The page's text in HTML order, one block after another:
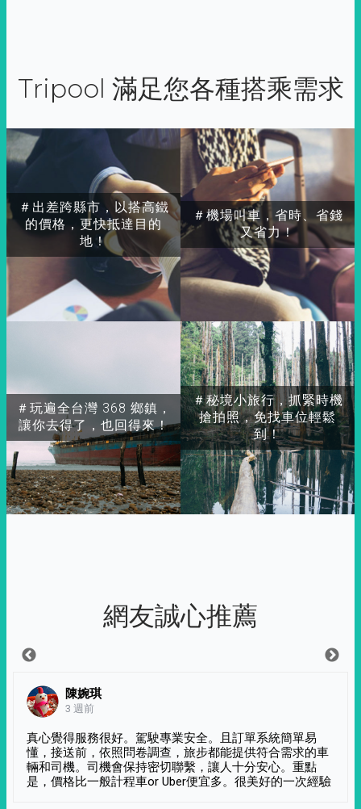
Tripool 滿足您各種搭乘需求
＃出差跨縣市，以搭高鐵
的價格，更快抵達目的
地！
＃玩遍全台灣 368 鄉鎮，
讓你去得了，也回得來！
＃秘境小旅行，抓緊時機
搶拍照，免找車位輕鬆
到！
＃機場叫車，省時、省錢
又省力！
網友誠心推薦
陳婉琪
3 週前
真心覺得服務很好。駕駛專業安全。且訂單系統簡單易
懂，接送前，依照問卷調查，旅步都能提供符合需求的車
輛和司機。司機會保持密切聯繫，讓人十分安心。重點
是，價格比一般計程車or Uber便宜多。很美好的一次經驗